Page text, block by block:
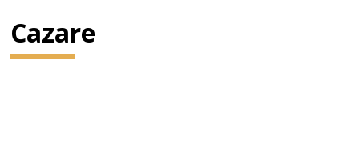
Cazare